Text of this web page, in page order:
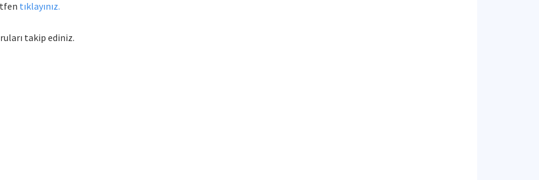
tıklayınız.
takip ediniz.